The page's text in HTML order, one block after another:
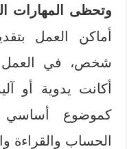
وتحظى المهارات
أماكن العمل
شخص، في العمل
أكانت يدوية أو
كموضوع أساسي
الحساب والقراءة